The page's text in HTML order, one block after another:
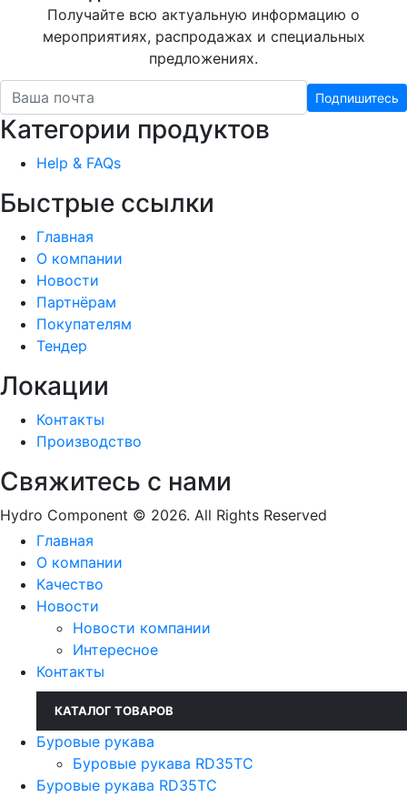
Получайте всю актуальную информацию о
мероприятиях, распродажах и специальных
предложениях.
Подпишитесь
Категории продуктов
Help & FAQs
Быстрые ссылки
Главная
О компании
Новости
Партнёрам
Покупателям
Тендер
Локации
Контакты
Производство
Свяжитесь с нами
Hydro Component © 2026. All Rights Reserved
Главная
О компании
Качество
Новости
Новости компании
Интересное
Контакты
КАТАЛОГ ТОВАРОВ
Буровые рукава
Буровые рукава RD35TC
Буровые рукава RD35TC